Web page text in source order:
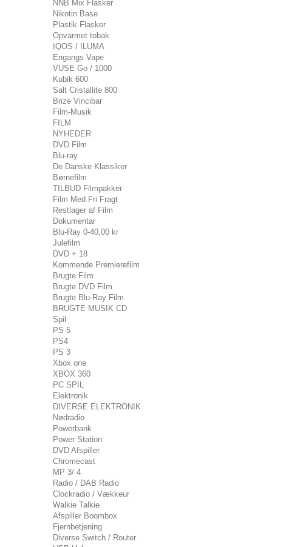
NNB Mix Flasker
Nikotin Base
Plastik Flasker
Opvarmet tobak
IQOS / ILUMA
Engangs Vape
VUSE Go / 1000
Kubik 600
Salt Cristallite 800
Brize Vincibar
Film-Musik
FILM
NYHEDER
DVD Film
Blu-ray
De Danske Klassiker
Børnefilm
TILBUD Filmpakker
Film Med Fri Fragt
Restlager af Film
Dokumentar
Blu-Ray 0-40,00 kr
Julefilm
DVD + 18
Kommende Premierefilm
Brugte Film
Brugte DVD Film
Brugte Blu-Ray Film
BRUGTE MUSIK CD
Spil
PS 5
PS4
PS 3
Xbox one
XBOX 360
PC SPIL
Elektronik
DIVERSE ELEKTRONIK
Nødradio
Powerbank
Power Station
DVD Afspiller
Chromecast
MP 3/ 4
Radio / DAB Radio
Clockradio / Vækkeur
Walkie Talkie
Afspiller Boombox
Fjernbetjening
Diverse Switch / Router